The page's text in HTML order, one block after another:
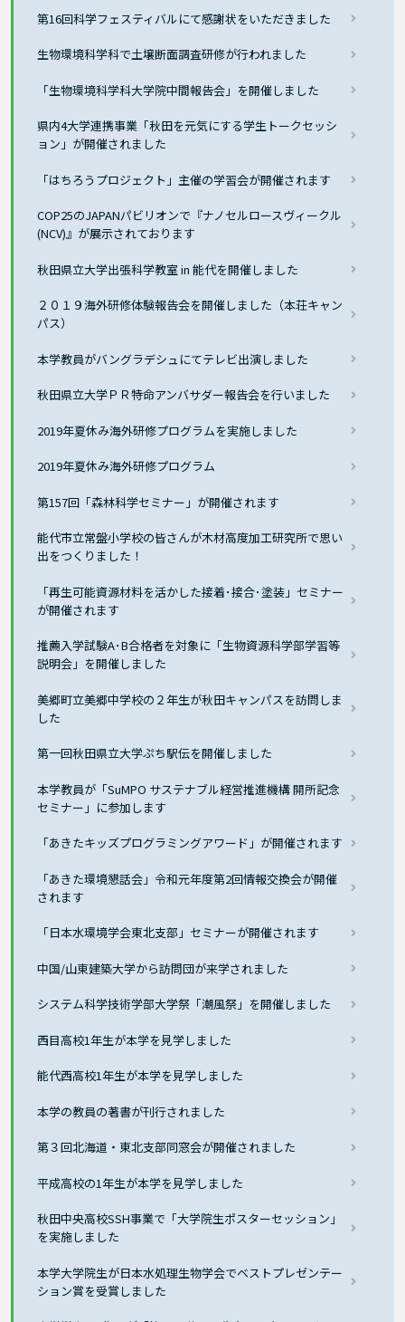
第16回科学フェスティバルにて感謝状をいただきました
生物環境科学科で土壌断面調査研修が行われました
「生物環境科学科大学院中間報告会」を開催しました
県内4大学連携事業「秋田を元気にする学生トークセッシ
ョン」が開催されました
「はちろうプロジェクト」主催の学習会が開催されます
COP25のJAPANパビリオンで『ナノセルロースヴィークル
(NCV)』が展示されております
秋田県立大学出張科学教室 in 能代を開催しました
２０１９海外研修体験報告会を開催しました（本荘キャン
パス）
本学教員がバングラデシュにてテレビ出演しました
秋田県立大学ＰＲ特命アンバサダー報告会を行いました
2019年夏休み海外研修プログラムを実施しました
2019年夏休み海外研修プログラム
第157回「森林科学セミナー」が開催されます
能代市立常盤小学校の皆さんが木材高度加工研究所で思い
出をつくりました！
「再生可能資源材料を活かした接着･接合･塗装」セミナー
が開催されます
推薦入学試験A･B合格者を対象に「生物資源科学部学習等
説明会」を開催しました
美郷町立美郷中学校の２年生が秋田キャンパスを訪問しま
した
第一回秋田県立大学ぷち駅伝を開催しました
本学教員が「SuMPO サステナブル経営推進機構 開所記念
セミナー」に参加します
「あきたキッズプログラミングアワード」が開催されます
「あきた環境懇話会」令和元年度第2回情報交換会が開催
されます
「日本水環境学会東北支部」セミナーが開催されます
中国/山東建築大学から訪問団が来学されました
システム科学技術学部大学祭「潮風祭」を開催しました
西目高校1年生が本学を見学しました
能代西高校1年生が本学を見学しました
本学の教員の著書が刊行されました
第３回北海道・東北支部同窓会が開催されました
平成高校の1年生が本学を見学しました
秋田中央高校SSH事業で「大学院生ポスターセッション」
を実施しました
本学大学院生が日本水処理生物学会でベストプレゼンテー
ション賞を受賞しました